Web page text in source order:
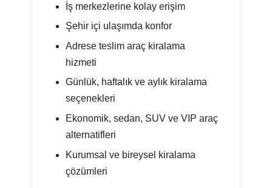
İş merkezlerine kolay erişim
Şehir içi ulaşımda konfor
Adrese teslim araç kiralama
hizmeti
Günlük, haftalık ve aylık kiralama
seçenekleri
Ekonomik, sedan, SUV ve VIP araç
alternatifleri
Kurumsal ve bireysel kiralama
çözümleri